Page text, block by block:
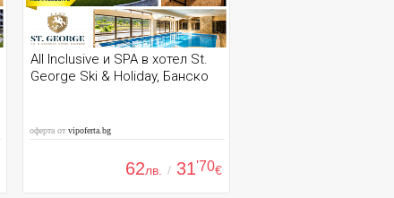
All Inclusive и SPA в хотел St.
George Ski & Holiday, Банско
оферта от vipoferta.bg
62лв. / 31'70€